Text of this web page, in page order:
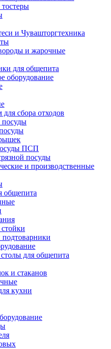
и Чувашторгтехника
и жарочные
для общепита
оборудование
сбора отходов
посуды
ПСП
посуды
и производственные
общепита
для общепита
и стаканов
кухни